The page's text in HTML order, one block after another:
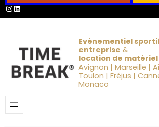
Instagram
LinkedIn
Evénementiel
entreprise &
location de
Avignon | Marseille |
Toulon | Fréjus |
Monaco